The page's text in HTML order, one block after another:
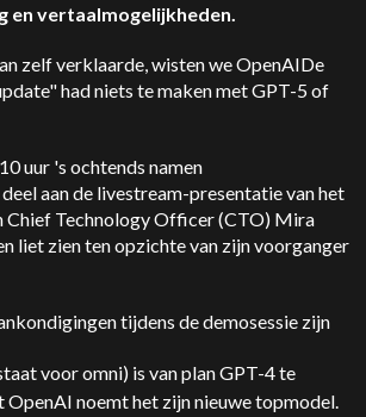
en vertaalmogelijkheden.
zelf verklaarde, wisten weOpenAIDe
had niets te maken metGPT-5of
uur 's ochtends namen
aan de livestream-presentatie van het
Chief Technology Officer (CTO) Mira
liet zien ten opzichte van zijn voorganger
tijdens de demosessie zijn
voor omni) is van plan GPT-4 te
OpenAI noemt het zijn nieuwe topmodel.